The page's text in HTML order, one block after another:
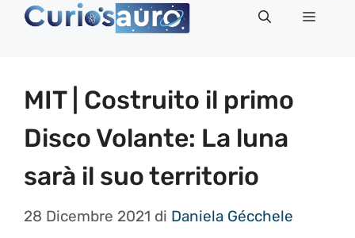
Menu
MIT | Costruito il primo
Disco Volante: La luna
sarà il suo territorio
28 Dicembre 2021 di Daniela Gécchele